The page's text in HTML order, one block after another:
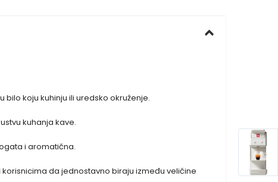
koju kuhinju ili uredsko okruženje.
kuhanja kave.
i aromatična.
da jednostavno biraju između veličine